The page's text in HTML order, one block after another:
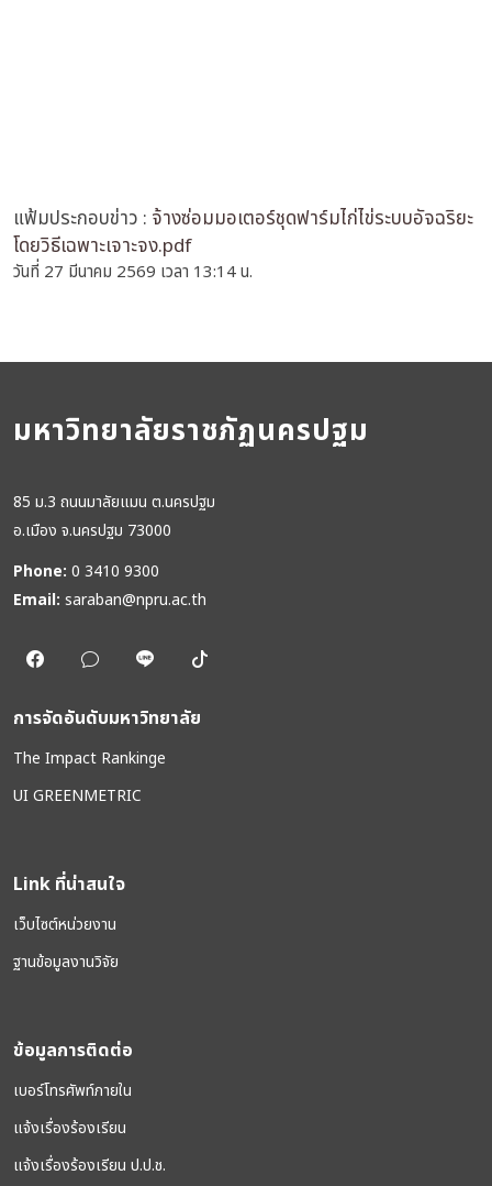
แฟ้มประกอบข่าว : จ้างซ่อมมอเตอร์ชุดฟาร์มไก่ไข่ระบบอัจฉริยะ
โดยวิธีเฉพาะเจาะจง.pdf
วันที่ 27 มีนาคม 2569 เวลา 13:14 น.
มหาวิทยาลัยราชภัฏนครปฐม
85 ม.3 ถนนมาลัยแมน ต.นครปฐม
อ.เมือง จ.นครปฐม 73000
Phone: 0 3410 9300
Email: saraban@npru.ac.th
การจัดอันดับมหาวิทยาลัย
The Impact Rankinge
UI GREENMETRIC
Link ที่น่าสนใจ
เว็บไซต์หน่วยงาน
ฐานข้อมูลงานวิจัย
ข้อมูลการติดต่อ
เบอร์โทรศัพท์ภายใน
แจ้งเรื่องร้องเรียน
แจ้งเรื่องร้องเรียน ป.ป.ช.